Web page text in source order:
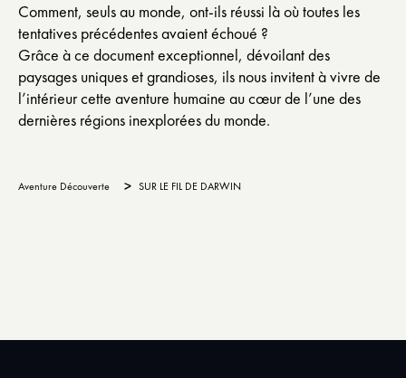
Comment, seuls au monde, ont-ils réussi là où toutes les
tentatives précédentes avaient échoué ?
Grâce à ce document exceptionnel, dévoilant des
paysages uniques et grandioses, ils nous invitent à vivre de
l’intérieur cette aventure humaine au cœur de l’une des
dernières régions inexplorées du monde.
Aventure Découverte > SUR LE FIL DE DARWIN